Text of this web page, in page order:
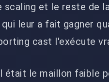
scaling et le reste de
leur a fait gagner
cast l'exécute
le maillon faible